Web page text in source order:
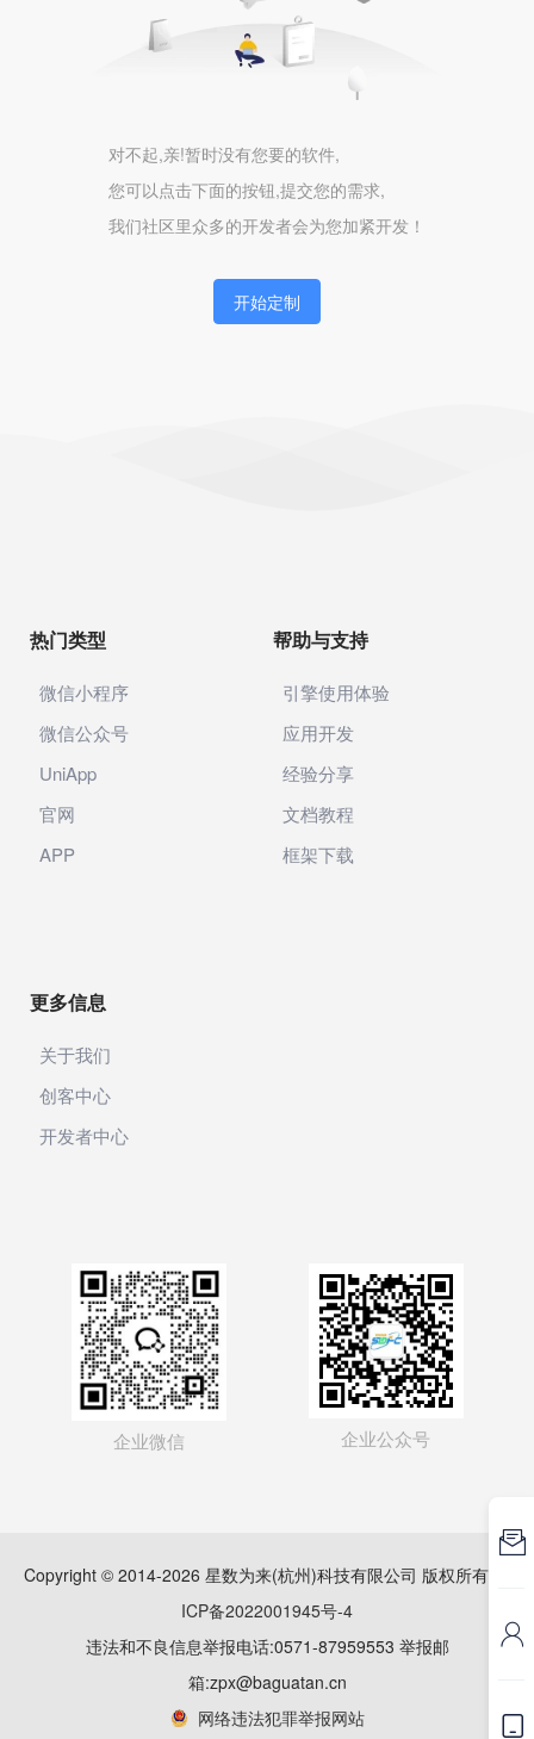
对不起,亲!暂时没有您要的软件,
您可以点击下面的按钮,提交您的需求,
我们社区里众多的开发者会为您加紧开发！
开始定制
热门类型
微信小程序
微信公众号
UniApp
官网
APP
帮助与支持
引擎使用体验
应用开发
经验分享
文档教程
框架下载
更多信息
关于我们
创客中心
开发者中心
企业微信 企业公众号
Copyright © 2014-2026 星数为来(杭州)科技有限公司 版权所有
ICP备2022001945号-4
违法和不良信息举报电话:0571-87959553 举报邮
箱:zpx@baguatan.cn
网络违法犯罪举报网站


